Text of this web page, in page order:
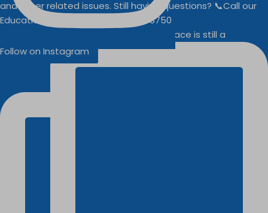
Buddy Walk vendor space is still a
Follow on Instagram